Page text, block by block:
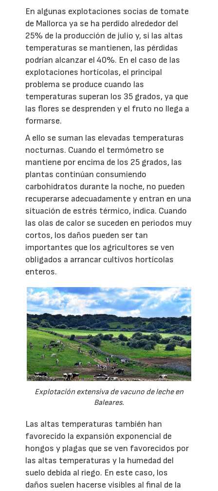
En algunas explotaciones socias de tomate
de Mallorca ya se ha perdido alrededor del
25% de la producción de julio y, si las altas
temperaturas se mantienen, las pérdidas
podrían alcanzar el 40%. En el caso de las
explotaciones hortícolas, el principal
problema se produce cuando las
temperaturas superan los 35 grados, ya que
las flores se desprenden y el fruto no llega a
formarse.
A ello se suman las elevadas temperaturas
nocturnas. Cuando el termómetro se
mantiene por encima de los 25 grados, las
plantas continúan consumiendo
carbohidratos durante la noche, no pueden
recuperarse adecuadamente y entran en una
situación de estrés térmico, indica. Cuando
las olas de calor se suceden en periodos muy
cortos, los daños pueden ser tan
importantes que los agricultores se ven
obligados a arrancar cultivos hortícolas
enteros.
Explotación extensiva de vacuno de leche en
Baleares.
Las altas temperaturas también han
favorecido la expansión exponencial de
hongos y plagas que se ven favorecidos por
las altas temperaturas y la humedad del
suelo debida al riego. En este caso, los
daños suelen hacerse visibles al final de la